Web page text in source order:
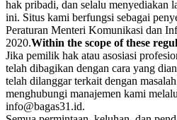
hak pribadi, dan selalu menyediakan
ini. Situs kami berfungsi sebagai
Peraturan Menteri Komunikasi dan
2020.Within the scope of these
Jika pemilik hak atau asosiasi
telah dibagikan dengan cara yang
telah dilanggar terkait dengan
menghubungi manajemen kami
info@bagas31.id.